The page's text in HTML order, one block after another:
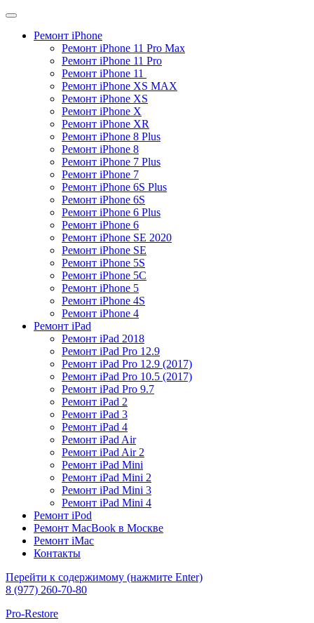
Ремонт iPhone
Ремонт iPhone 11 Pro Max
Ремонт iPhone 11 Pro​
Ремонт iPhone 11 ​
Ремонт iPhone XS MAX​
Ремонт iPhone XS​
Ремонт iPhone X​
Ремонт iPhone XR
Ремонт iPhone 8 Plus​
Ремонт iPhone 8
Ремонт iPhone 7 Plus
Ремонт iPhone 7
Ремонт iPhone 6S Plus
Ремонт iPhone 6S
Ремонт iPhone 6 Plus
Ремонт iPhone 6
Ремонт iPhone SE 2020​
Ремонт iPhone SE
Ремонт iPhone 5S
Ремонт iPhone 5C
Ремонт iPhone 5
Ремонт iPhone 4S
Ремонт iPhone 4
Ремонт iPad
Ремонт iPad 2018​
Ремонт iPad Pro 12.9​
Ремонт iPad Pro 12.9 (2017)​
Ремонт iPad Pro 10.5 (2017)​
Ремонт iPad Pro 9.7​
Ремонт iPad 2
Ремонт iPad 3
Ремонт iPad 4
Ремонт iPad Air
Ремонт iPad Air 2
Ремонт iPad Mini
Ремонт iPad Mini 2
Ремонт iPad Mini 3
Ремонт iPad Mini 4
Ремонт iPod
Ремонт MacBook в Москве
Ремонт iMac
Контакты
Перейти к содержимому (нажмите Enter)
8 (977) 260-70-80
Pro-Restore